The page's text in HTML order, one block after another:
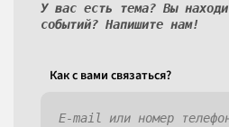
У вас есть тема? Вы
событий? Напишите нам!
Как c вами связаться?